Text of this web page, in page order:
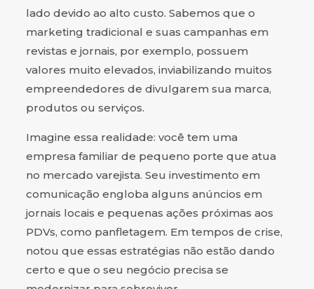
lado devido ao alto custo. Sabemos que o
marketing tradicional e suas campanhas em
revistas e jornais, por exemplo, possuem
valores muito elevados, inviabilizando muitos
empreendedores de divulgarem sua marca,
produtos ou serviços.
Imagine essa realidade: você tem uma
empresa familiar de pequeno porte que atua
no mercado varejista. Seu investimento em
comunicação engloba alguns anúncios em
jornais locais e pequenas ações próximas aos
PDVs, como panfletagem. Em tempos de crise,
notou que essas estratégias não estão dando
certo e que o seu negócio precisa se